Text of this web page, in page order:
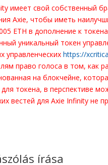
имеет свой собственный
Axie, чтобы иметь
ETH в дополнение к
уникальный токен
управленческихhttps://
право голоса в том, как
на блокчейне,
токена, в перспективе
вестей для Axie Infinity не
írása